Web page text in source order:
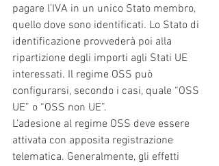
pagare l’IVA in un unico Stato membro,
quello dove sono identificati. Lo Stato di
identificazione provvederà poi alla
ripartizione degli importi agli Stati UE
interessati. Il regime OSS può
configurarsi, secondo i casi, quale “OSS
UE” o “OSS non UE”.
L’adesione al regime OSS deve essere
attivata con apposita registrazione
telematica. Generalmente, gli effetti